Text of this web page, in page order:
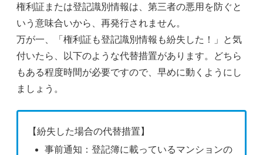
権利証または登記識別情報は、第三者の悪用を防ぐと
いう意味合いから、再発行されません。
万が一、「権利証も登記識別情報も紛失した！」と気
付いたら、以下のような代替措置があります。どちら
もある程度時間が必要ですので、早めに動くようにし
ましょう。
【紛失した場合の代替措置】
事前通知：登記簿に載っているマンションの